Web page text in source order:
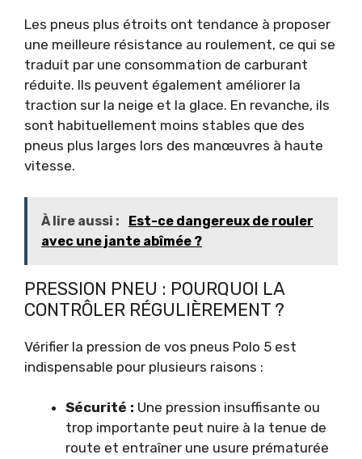
Les pneus plus étroits ont tendance à proposer
une meilleure résistance au roulement, ce qui se
traduit par une consommation de carburant
réduite. Ils peuvent également améliorer la
traction sur la neige et la glace. En revanche, ils
sont habituellement moins stables que des
pneus plus larges lors des manœuvres à haute
vitesse.
À lire aussi :
Est-ce dangereux de rouler
avec une jante abîmée ?
PRESSION PNEU : POURQUOI LA
CONTRÔLER RÉGULIÈREMENT ?
Vérifier la pression de vos pneus Polo 5 est
indispensable pour plusieurs raisons :
Sécurité : Une pression insuffisante ou
trop importante peut nuire à la tenue de
route et entraîner une usure prématurée